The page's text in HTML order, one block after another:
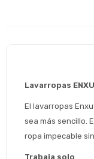
Lavarropas
El lavarropas
sea más sencillo.
ropa impecable
Trabaja solo